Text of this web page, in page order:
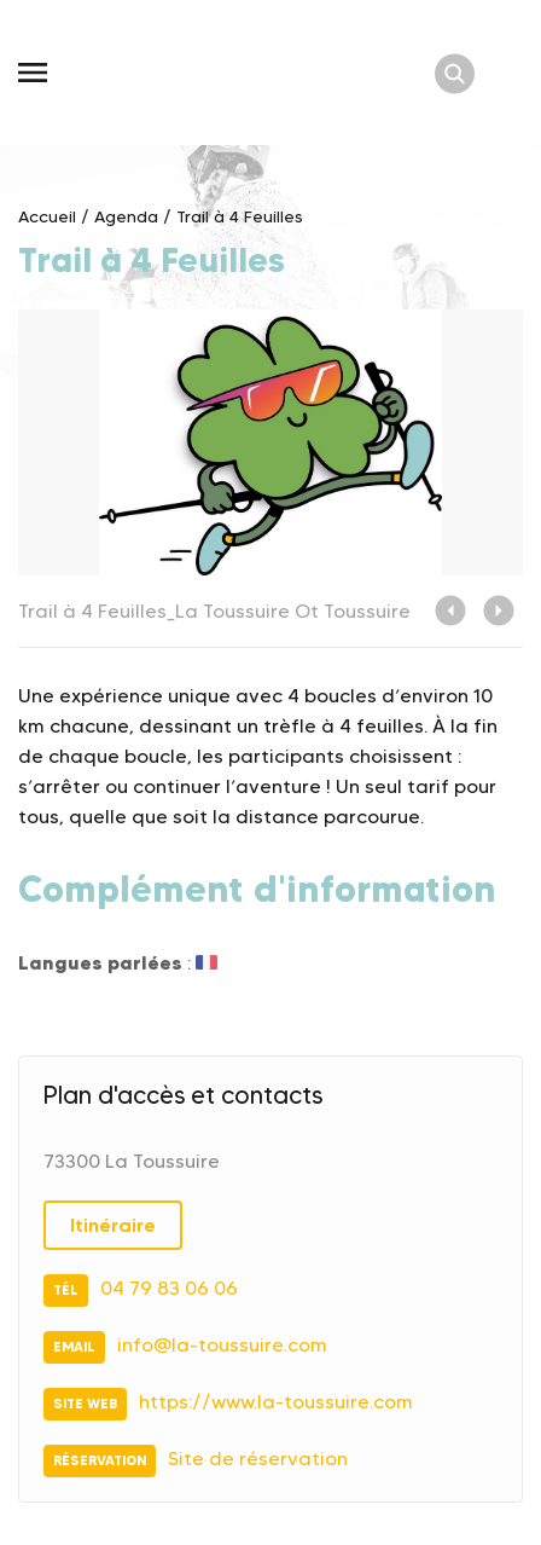
content
Accueil / Agenda / Trail à 4 Feuilles
Trail à 4 Feuilles
Trail à 4 Feuilles_La Toussuire Ot Toussuire
Une expérience unique avec 4 boucles d’environ 10
km chacune, dessinant un trèfle à 4 feuilles. À la fin
de chaque boucle, les participants choisissent :
s’arrêter ou continuer l’aventure ! Un seul tarif pour
tous, quelle que soit la distance parcourue.
Complément d'information
Langues parlées :
Plan d'accès et contacts
73300 La Toussuire
Itinéraire
TÉL 04 79 83 06 06
EMAIL info@la-toussuire.com
SITE WEB https://www.la-toussuire.com
RÉSERVATION Site de réservation